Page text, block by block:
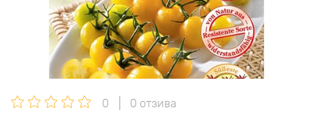
0 0 отзива